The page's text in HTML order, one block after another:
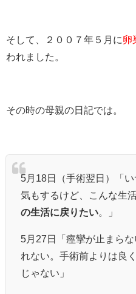
そして、２００７年５月に卵
われました。
その時の母親の日記では。
5月18日（手術翌日）「
気もするけど、こんな生
の生活に戻りたい。」
5月27日「痙攣が止まら
れない。手術前よりは良
じゃない」